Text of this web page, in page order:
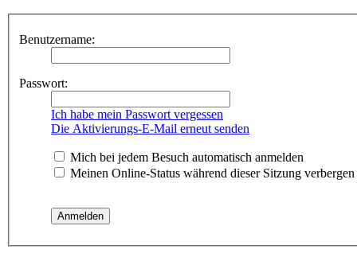
Benutzername:
Passwort:
Ich habe mein Passwort vergessen
Die Aktivierungs-E-Mail erneut senden
Mich bei jedem Besuch automatisch anmelden
Meinen Online-Status während dieser Sitzung verbergen